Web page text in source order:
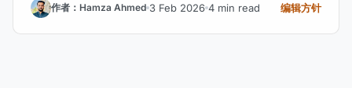
作者：Hamza Ahmed 3 Feb 2026 4 min read 编辑方针